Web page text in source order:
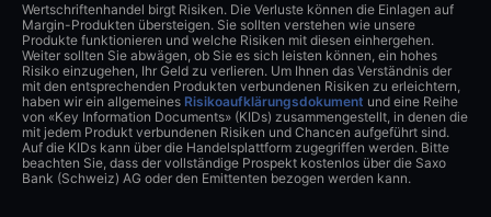
Wertschriftenhandel birgt Risiken. Die Verluste können die Einlagen auf
Margin-Produkten übersteigen. Sie sollten verstehen wie unsere
Produkte funktionieren und welche Risiken mit diesen einhergehen.
Weiter sollten Sie abwägen, ob Sie es sich leisten können, ein hohes
Risiko einzugehen, Ihr Geld zu verlieren. Um Ihnen das Verständnis der
mit den entsprechenden Produkten verbundenen Risiken zu erleichtern,
haben wir ein allgemeines Risikoaufklärungsdokument und eine Reihe
von «Key Information Documents» (KIDs) zusammengestellt, in denen die
mit jedem Produkt verbundenen Risiken und Chancen aufgeführt sind.
Auf die KIDs kann über die Handelsplattform zugegriffen werden. Bitte
beachten Sie, dass der vollständige Prospekt kostenlos über die Saxo
Bank (Schweiz) AG oder den Emittenten bezogen werden kann.